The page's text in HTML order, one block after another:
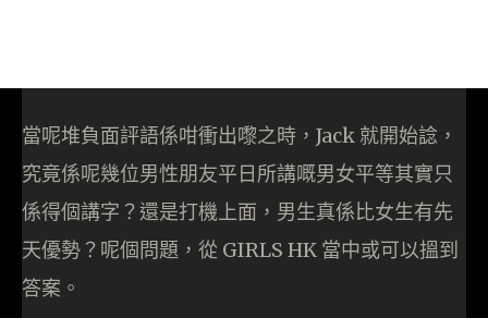
當呢堆負面評語係咁衝出嚟之時，Jack 就開始諗，
究竟係呢幾位男性朋友平日所講嘅男女平等其實只
係得個講字？還是打機上面，男生真係比女生有先
天優勢？呢個問題，從 GIRLS HK 當中或可以搵到
答案。